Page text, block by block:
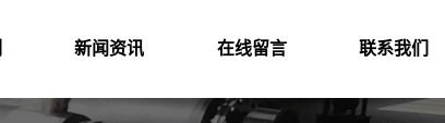
新闻资讯 在线留言 联系我们